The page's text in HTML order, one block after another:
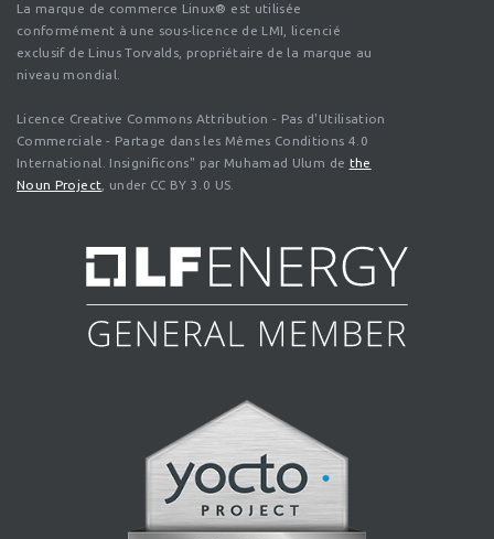
La marque de commerce Linux® est utilisée
conformément à une sous-licence de LMI, licencié
exclusif de Linus Torvalds, propriétaire de la marque au
niveau mondial.
Licence Creative Commons Attribution - Pas d'Utilisation
Commerciale - Partage dans les Mêmes Conditions 4.0
International. Insignificons" par Muhamad Ulum de the
Noun Project , under CC BY 3.0 US.